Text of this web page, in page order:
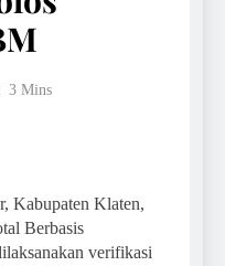
3 Mins
Kabupaten Klaten,
Berbasis
verifikasi